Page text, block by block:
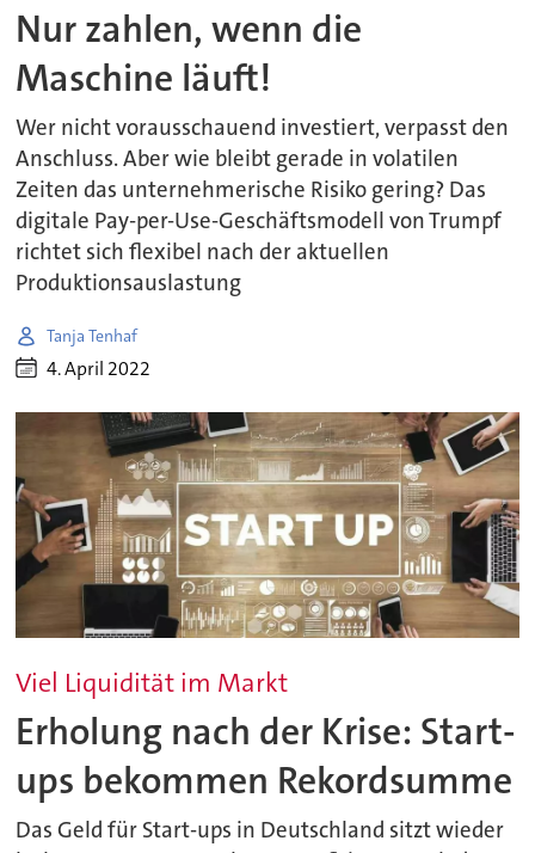
Nur zahlen, wenn die
Maschine läuft!
Wer nicht vorausschauend investiert, verpasst den
Anschluss. Aber wie bleibt gerade in volatilen
Zeiten das unternehmerische Risiko gering? Das
digitale Pay-per-Use-Geschäftsmodell von Trumpf
richtet sich flexibel nach der aktuellen
Produktionsauslastung
Tanja Tenhaf
4. April 2022
Viel Liquidität im Markt
Erholung nach der Krise: Start-
ups bekommen Rekordsumme
Das Geld für Start-ups in Deutschland sitzt wieder